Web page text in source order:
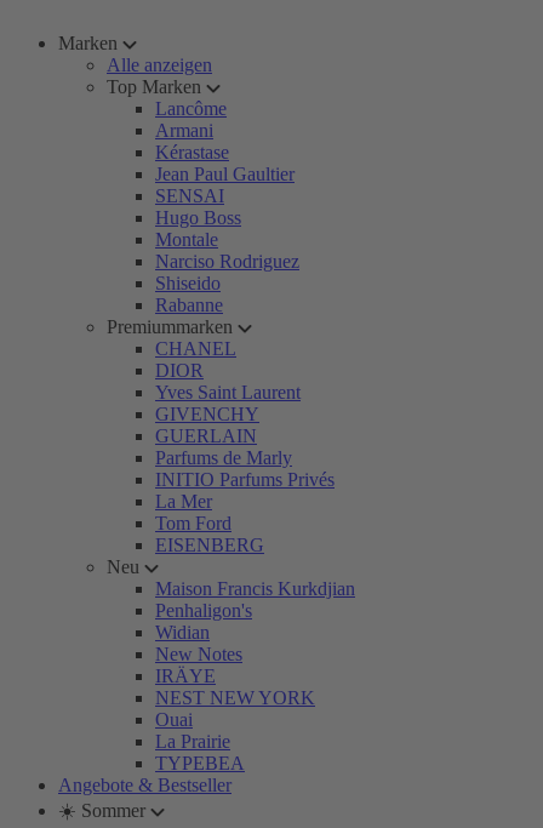
Marken
Alle anzeigen
Top Marken
Lancôme
Armani
Kérastase
Jean Paul Gaultier
SENSAI
Hugo Boss
Montale
Narciso Rodriguez
Shiseido
Rabanne
Premiummarken
CHANEL
DIOR
Yves Saint Laurent
GIVENCHY
GUERLAIN
Parfums de Marly
INITIO Parfums Privés
La Mer
Tom Ford
EISENBERG
Neu
Maison Francis Kurkdjian
Penhaligon's
Widian
New Notes
IRÄYE
NEST NEW YORK
Ouai
La Prairie
TYPEBEA
Angebote & Bestseller
☀️ Sommer